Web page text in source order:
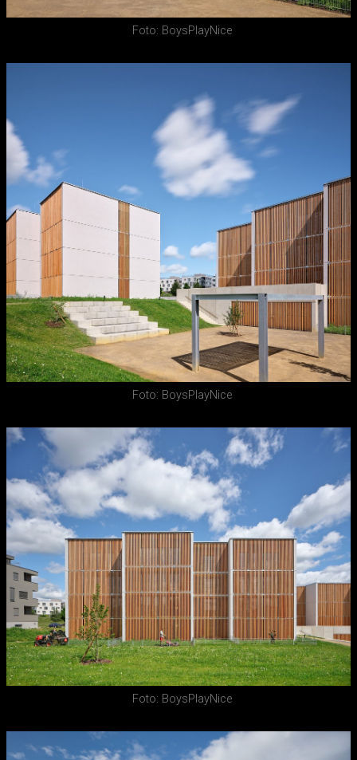
Foto: BoysPlayNice
Foto: BoysPlayNice
Foto: BoysPlayNice